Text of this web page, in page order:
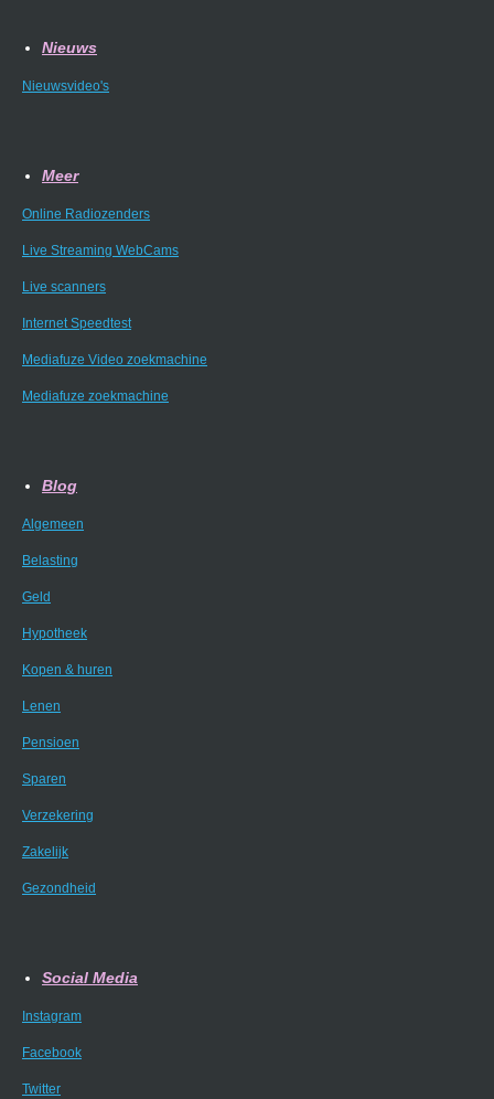
Nieuws
Nieuwsvideo's
Meer
Online Radiozenders
Live Streaming WebCams
Live scanners
Internet Speedtest
Mediafuze Video zoekmachine
Mediafuze zoekmachine
Blog
Algemeen
Belasting
Geld
Hypotheek
Kopen & huren
Lenen
Pensioen
Sparen
Verzekering
Zakelijk
Gezondheid
Social Media
Instagram
Facebook
Twitter